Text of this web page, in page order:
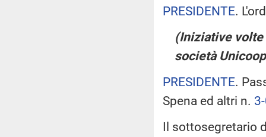
PRESIDENTE.
(Iniziative volte
società
PRESIDENTE.
Spena ed altri n.
Il sottosegretario